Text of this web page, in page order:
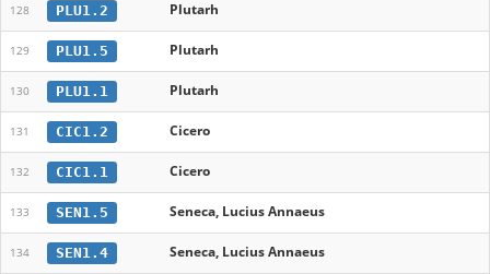
128 PLU1.2 Plutarh
129 PLU1.5 Plutarh
130 PLU1.1 Plutarh
131 CIC1.2 Cicero
132 CIC1.1 Cicero
133 SEN1.5 Seneca, Lucius Annaeus
134 SEN1.4 Seneca, Lucius Annaeus